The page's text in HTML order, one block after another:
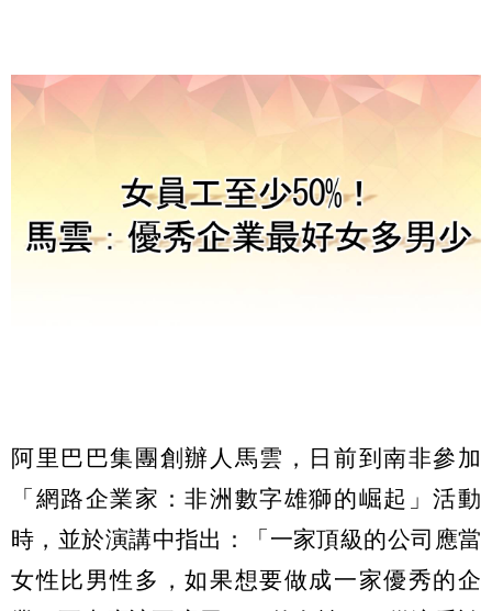
阿里巴巴集團創辦人馬雲，日前到南非參加
「網路企業家：非洲數字雄獅的崛起」活動
時，並於演講中指出：「一家頂級的公司應當
女性比男性多，如果想要做成一家優秀的企